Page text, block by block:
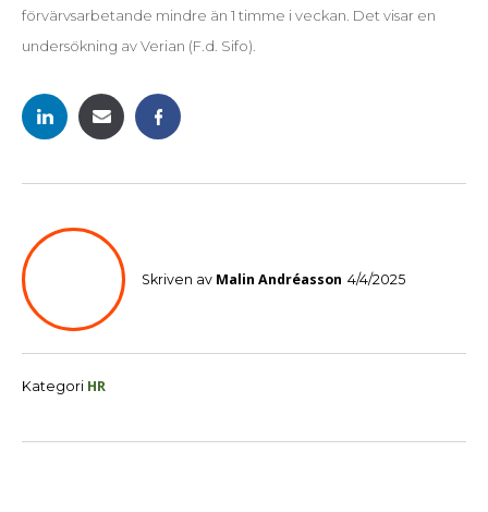
förvärvsarbetande mindre än 1 timme i veckan. Det visar en
undersökning av Verian (F.d. Sifo).
Skriven av Malin Andréasson 4/4/2025
Kategori HR